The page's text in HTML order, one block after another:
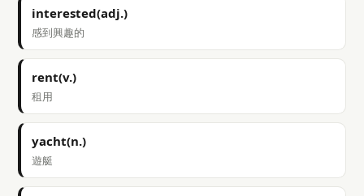
interested(adj.)
感到興趣的
rent(v.)
租用
yacht(n.)
遊艇